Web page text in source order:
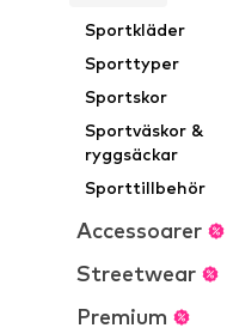
Sportkläder
Sporttyper
Sportskor
Sportväskor &
ryggsäckar
Sporttillbehör
Accessoarer
Streetwear
Premium